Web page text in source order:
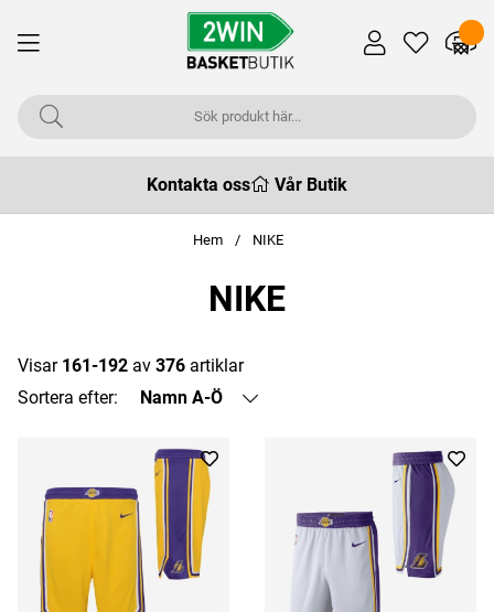
Kontakta oss Vår Butik
Hem NIKE
NIKE
Visar 161-192 av 376 artiklar
Sortera efter:
Namn A-Ö